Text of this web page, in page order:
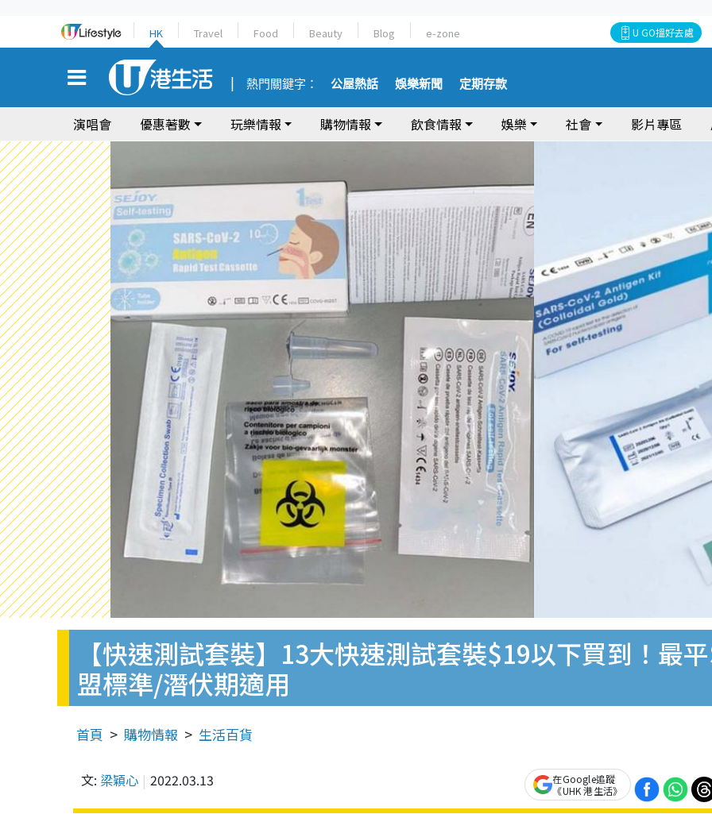
HK Travel Food Beauty Blog e-zone U GO搵好去處
熱門關鍵字： 公屋熱話 娛樂新聞 定期存款
演唱會 優惠著數 玩樂情報 購物情報 飲食情報 娛樂 社會 影片專區
【快速測試套裝】13大快速測試套裝$19以下買到！最
盟標準/潛伏期適用
首頁 購物情報 生活百貨
文: 梁穎心 2022.03.13
在Google追蹤
《UHK 港生活》